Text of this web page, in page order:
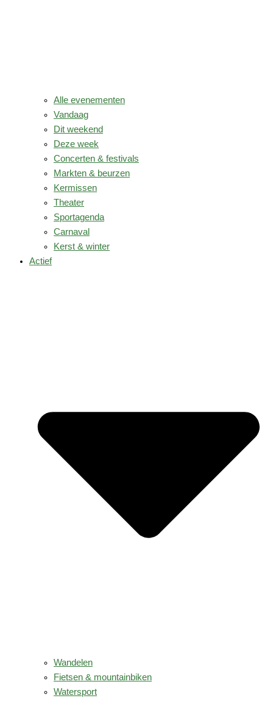
Alle evenementen
Vandaag
Dit weekend
Deze week
Concerten & festivals
Markten & beurzen
Kermissen
Theater
Sportagenda
Carnaval
Kerst & winter
Actief
Wandelen
Fietsen & mountainbiken
Watersport